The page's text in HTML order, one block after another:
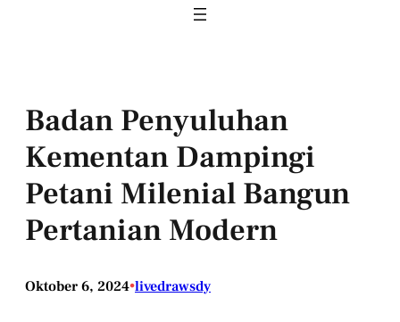
Badan Penyuluhan
Kementan Dampingi
Petani Milenial Bangun
Pertanian Modern
Oktober 6, 2024•livedrawsdy